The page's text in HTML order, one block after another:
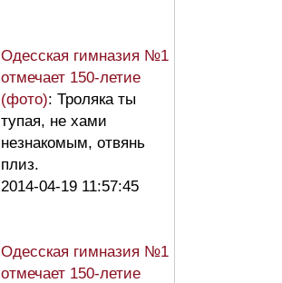
Одесская гимназия №1
отмечает 150-летие
(фото): Троляка ты
тупая, не хами
незнакомым, отвянь
плиз.
2014-04-19 11:57:45
Одесская гимназия №1
отмечает 150-летие